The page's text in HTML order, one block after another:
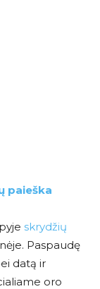
paieška
skrydžių
Paspaudę
datą ir
oro